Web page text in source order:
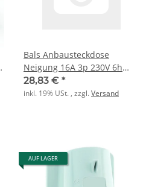
Bals Anbausteckdose
Neigung 16A 3p 230V 6h
IP54 Innolinq
28,83 € *
inkl. 19% USt. , zzgl.Versand
AUF LAGER